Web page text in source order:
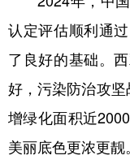
认定评估顺利通
了良好的基础。
好，污染防治攻坚
增绿化面积近
美丽底色更浓更靓。